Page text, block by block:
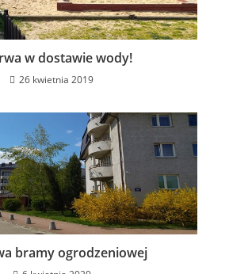
w dostawie wody!
26 kwietnia 2019
bramy ogrodzeniowej